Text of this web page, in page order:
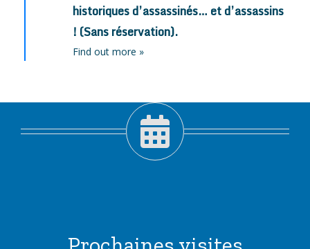
historiques d’assassinés… et d’assassins
! (Sans réservation).
Find out more »